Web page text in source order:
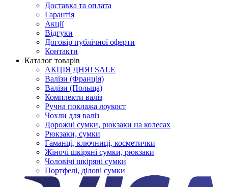
Доставка та оплата
Гарантія
Акції
Відгуки
Договір публічної оферти
Контакти
Каталог товарів
АКЦІЯ ДНЯ! SALE
Валізи (Франція)
Валізи (Польща)
Комплекти валіз
Ручна поклажа лоукост
Чохли для валіз
Дорожні сумки, рюкзаки на колесах
Рюкзаки, сумки
Гаманці, ключниці, косметички
Жіночі шкіряні сумки, рюкзаки
Чоловічі шкіряні сумки
Портфелі, ділові сумки